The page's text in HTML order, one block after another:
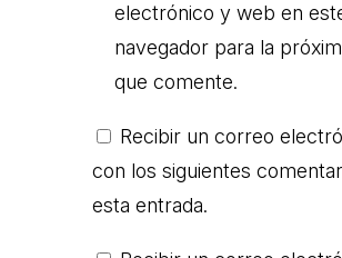
electrónico y web en
navegador para la
que comente.
Recibir un correo
con los siguientes
esta entrada.